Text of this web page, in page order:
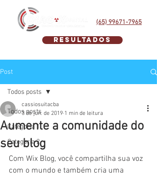
(65) 99671-7965
Resultados
Post
Todos posts
Categoria 1
Categoria 2
Todos posts
Aumente a comunidade do
seu blog
cassiosuitacba
3 de jun. de 2019 1 min de leitura
Com Wix Blog, você compartilha sua voz
com o mundo e também cria uma